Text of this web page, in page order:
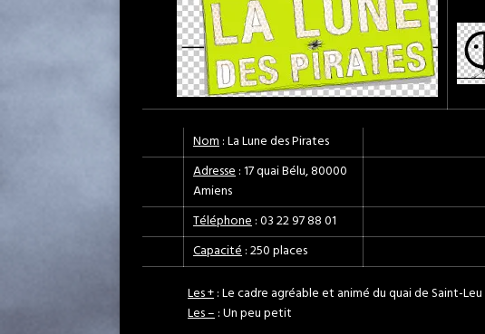
Nom: La Lune des Pirates
Adresse: 17 quai Bélu, 80000
Amiens
Téléphone: 03 22 97 88 01
Capacité: 250 places
Les +: Le cadre agréable et animé du quai de Saint-
Les –: Un peu petit